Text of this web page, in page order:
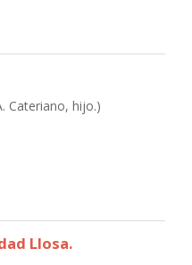
Cateriano, hijo.)
Llosa.